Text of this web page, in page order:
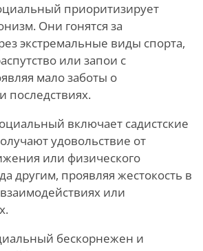
приоритизирует
Они гонятся за
экстремальные виды спорта,
или запои с
мало заботы о
последствиях.
включает садистские
удовольствие от
или физического
другим, проявляя жестокость в
или
бескорнежен и